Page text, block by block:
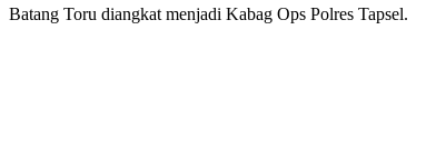
Batang Toru diangkat menjadi Kabag Ops Polres Tapsel.